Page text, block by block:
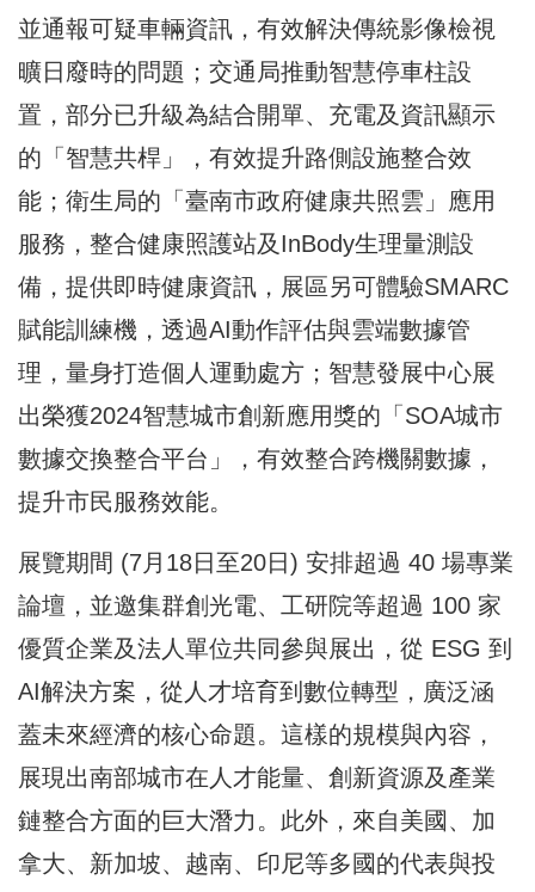
並通報可疑車輛資訊，有效解決傳統影像檢視
曠日廢時的問題；交通局推動智慧停車柱設
置，部分已升級為結合開單、充電及資訊顯示
的「智慧共桿」，有效提升路側設施整合效
能；衛生局的「臺南市政府健康共照雲」應用
服務，整合健康照護站及InBody生理量測設
備，提供即時健康資訊，展區另可體驗SMARC
賦能訓練機，透過AI動作評估與雲端數據管
理，量身打造個人運動處方；智慧發展中心展
出榮獲2024智慧城市創新應用獎的「SOA城市
數據交換整合平台」，有效整合跨機關數據，
提升市民服務效能。
展覽期間 (7月18日至20日) 安排超過 40 場專業
論壇，並邀集群創光電、工研院等超過 100 家
優質企業及法人單位共同參與展出，從 ESG 到
AI解決方案，從人才培育到數位轉型，廣泛涵
蓋未來經濟的核心命題。這樣的規模與內容，
展現出南部城市在人才能量、創新資源及產業
鏈整合方面的巨大潛力。此外，來自美國、加
拿大、新加坡、越南、印尼等多國的代表與投